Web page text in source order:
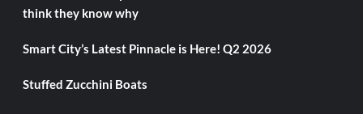
think they know why
Smart City’s Latest Pinnacle is Here! Q2 2026
Stuffed Zucchini Boats